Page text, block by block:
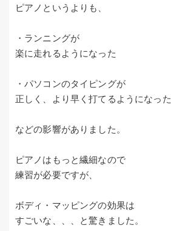
ピアノというよりも、
・ランニングが
楽に走れるようになった
・パソコンのタイピングが
正しく、より早く打てるようになった
などの影響がありました。
ピアノはもっと繊細なので
練習が必要ですが、
ボディ・マッピングの効果は
すごいな、、、と驚きました。